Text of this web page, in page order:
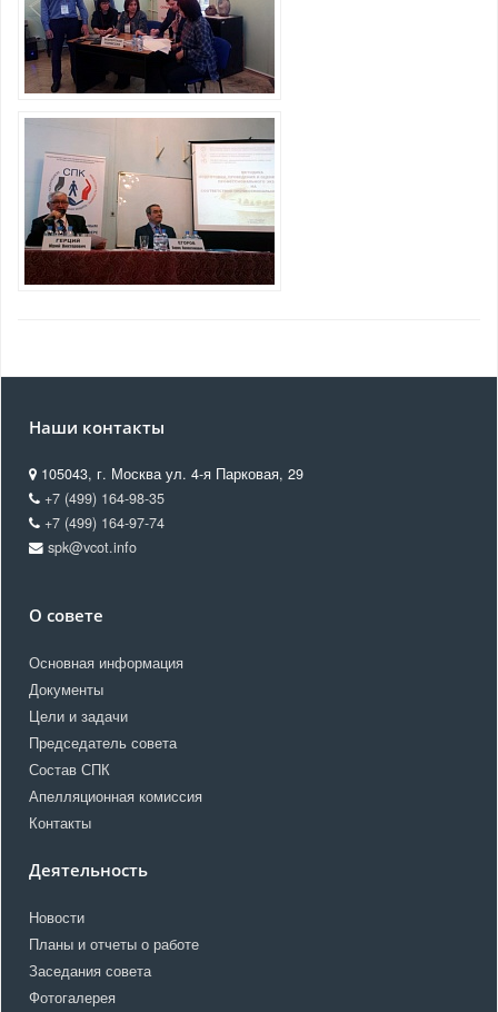
Наши контакты
105043, г. Москва ул. 4-я Парковая, 29
+7 (499) 164-98-35
+7 (499) 164-97-74
spk@vcot.info
О совете
Основная информация
Документы
Цели и задачи
Председатель совета
Состав СПК
Апелляционная комиссия
Контакты
Деятельность
Новости
Планы и отчеты о работе
Заседания совета
Фотогалерея